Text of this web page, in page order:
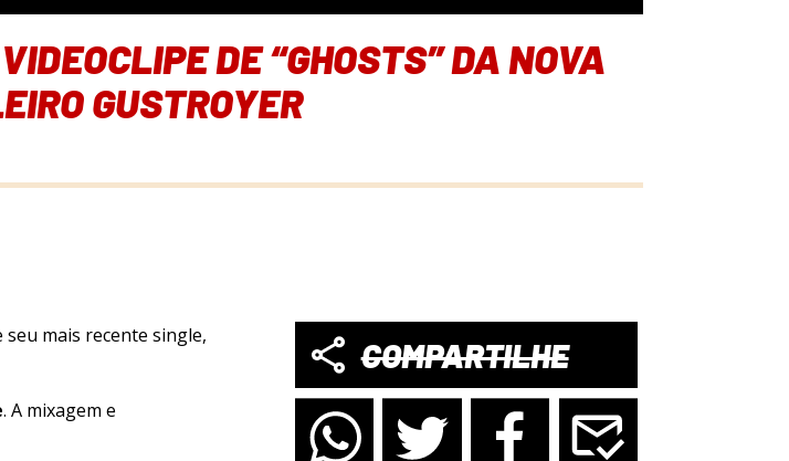
DE “GHOSTS” DA NOVA
GUSTROYER
seu mais recente single,
. A mixagem e
COMPARTILHE